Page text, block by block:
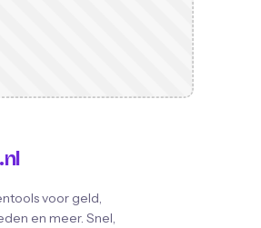
.nl
voor geld,
en meer. Snel,